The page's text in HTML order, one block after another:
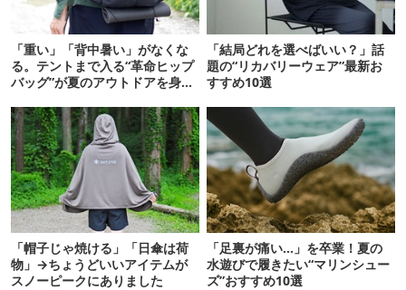
「重い」「背中暑い」がなくな
る。テントまで入る“革命ヒップ
バッグ”が夏のアウトドアを身軽
「結局どれを選べばいい？」話
題の“リカバリーウェア”最新お
すすめ10選
「帽子じゃ焼ける」「日傘は荷
物」→ちょうどいいアイテムが
スノーピークにありました
「足裏が痛い…」を卒業！夏の
水遊びで履きたい“マリンシュー
ズ”おすすめ10選